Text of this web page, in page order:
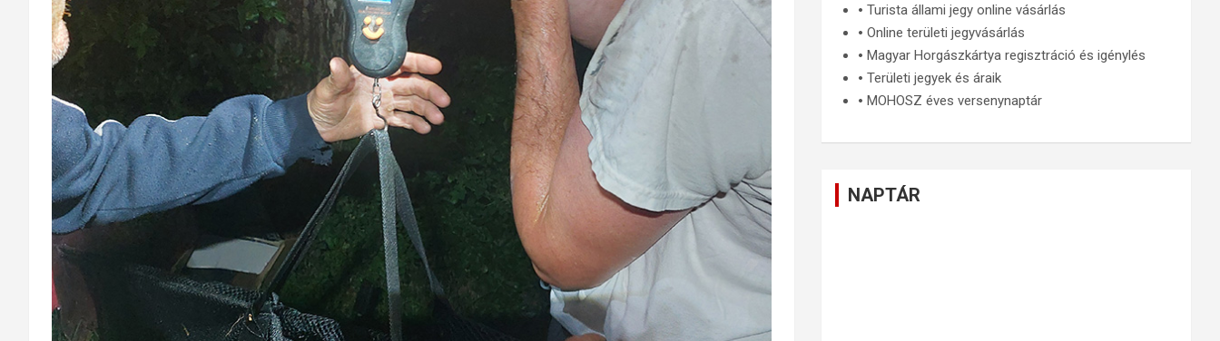
🞄Turista állami jegy online vásárlás
🞄Online területi jegyvásárlás
🞄Magyar Horgászkártya regisztráció és igénylés
🞄Területi jegyek és áraik
🞄MOHOSZ éves versenynaptár
NAPTÁR